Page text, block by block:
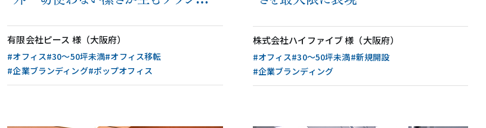
オフィスデザイン/費用の
シミュレーション
有限会社ピース 様（大阪府）
#オフィス#30〜50坪未満#オフィス移転
#企業ブランディング#ポップオフィス
株式会社ハイファイブ 様（大阪府）
#オフィス#30〜50坪未満#新規開設
#企業ブランディング